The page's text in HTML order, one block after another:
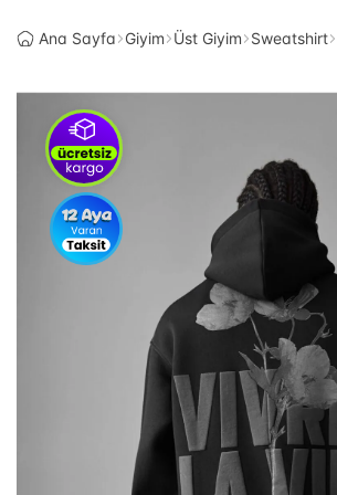
Ana Sayfa Giyim Üst Giyim Sweatshirt